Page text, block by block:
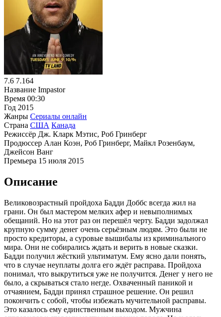
7.6 7.164
Название Impastor
Время 00:30
Год 2015
Жанры Сериалы онлайн
Страна США Канада
Режиссёр Дж. Кларк Мэтис, Роб Гринберг
Продюссер Алан Коэн, Роб Гринберг, Майкл Розенбаум,
Джейсон Ванг
Премьера 15 июля 2015
Описание
Великовозрастный пройдоха Бадди Доббс всегда жил на
грани. Он был мастером мелких афер и невыполнимых
обещаний. Но на этот раз он перешёл черту. Бадди задолжал
крупную сумму денег очень серьёзным людям. Это были не
просто кредиторы, а суровые вышибалы из криминального
мира. Они не собирались ждать и верить в новые сказки.
Бадди получил жёсткий ультиматум. Ему ясно дали понять,
что в случае неуплаты долга его ждёт расправа. Пройдоха
понимал, что выкрутиться уже не получится. Денег у него не
было, а скрываться стало негде. Охваченный паникой и
отчаянием, Бадди принял страшное решение. Он решил
покончить с собой, чтобы избежать мучительной расправы.
Это казалось ему единственным выходом. Мужчина